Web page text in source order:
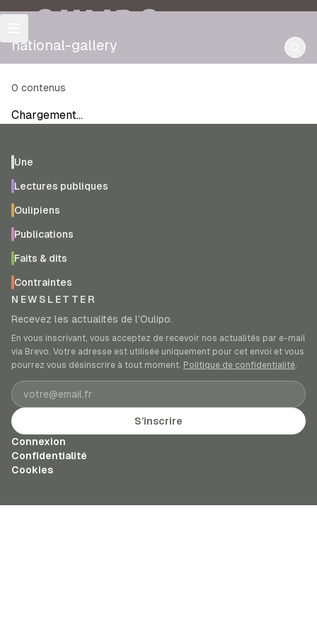
OULIPO
national-gallery
0 contenus
Chargement…
Une
Lectures publiques
Oulipiens
Publications
Faits & dits
Contraintes
NEWSLETTER
Recevez les actualités de l’Oulipo.
En vous inscrivant, vous acceptez de recevoir nos actualités par e-mail
via Brevo. Votre adresse est utilisée uniquement pour cet envoi et vous
pourrez vous désinscrire à tout moment. Politique de confidentialité.
Adresse e-mail
S’inscrire
Connexion
Confidentialité
Cookies